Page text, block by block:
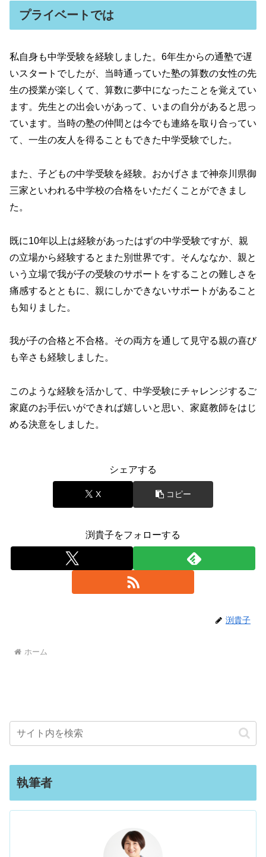
プライベートでは
私自身も中学受験を経験しました。6年生からの通塾で遅
いスタートでしたが、当時通っていた塾の算数の女性の先
生の授業が楽しくて、算数に夢中になったことを覚えてい
ます。先生との出会いがあって、いまの自分があると思っ
ています。当時の塾の仲間とは今でも連絡を取り合ってい
て、一生の友人を得ることもできた中学受験でした。
また、子どもの中学受験を経験。おかげさまで神奈川県御
三家といわれる中学校の合格をいただくことができまし
た。
既に10年以上は経験があったはずの中学受験ですが、親
の立場から経験するとまた別世界です。そんななか、親と
いう立場で我が子の受験のサポートをすることの難しさを
痛感するとともに、親にしかできないサポートがあること
も知りました。
我が子の合格と不合格。その両方を通して見守る親の喜び
も辛さも経験しました。
このような経験を活かして、中学受験にチャレンジするご
家庭のお手伝いができれば嬉しいと思い、家庭教師をはじ
める決意をしました。
シェアする
X コピー
渕貴子をフォローする
渕貴子
ホーム
執筆者